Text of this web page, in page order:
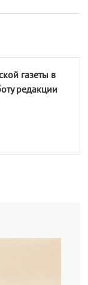
газеты в
редакции